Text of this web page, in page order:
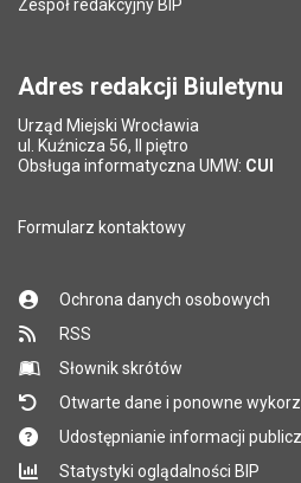
Zespół redakcyjny BIP
Adres redakcji Biuletynu
Urząd Miejski Wrocławia
ul. Kuźnicza 56, II piętro
Obsługa informatyczna UMW: CUI
Formularz kontaktowy
Ochrona danych osobowych
RSS
Słownik skrótów
Otwarte dane i ponowne
Udostępnianie informacji
Statystyki oglądalności BIP